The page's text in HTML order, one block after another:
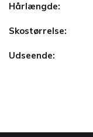
Hårlængde:
Skostørrelse:
Udseende: